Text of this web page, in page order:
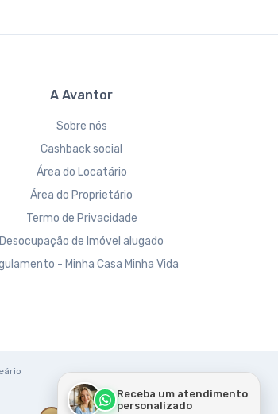
A Avantor
Sobre nós
Cashback social
Área do Locatário
Área do Proprietário
Termo de Privacidade
Desocupação de Imóvel alugado
- Minha Casa Minha Vida
Receba um atendimento
personalizado